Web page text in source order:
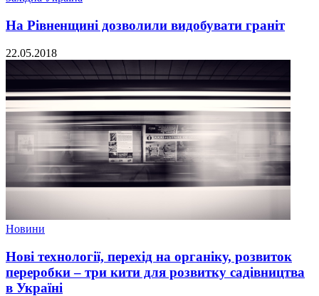
На Рівненщині дозволили видобувати граніт
22.05.2018
Новини
Нові технології, перехід на органіку, розвиток
переробки – три кити для розвитку садівництва
в Україні